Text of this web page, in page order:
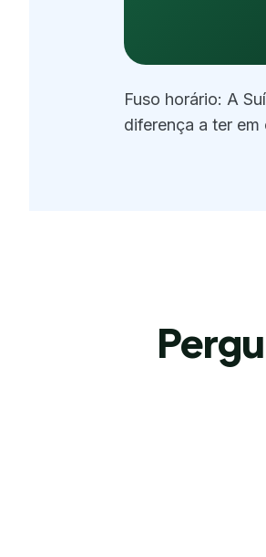
Fuso horário: A
diferença a ter